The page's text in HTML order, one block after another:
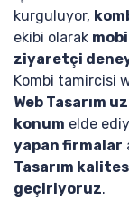
kurguluyor,
ekibi olarak
ziyaretçi
Kombi tamircisi
Web Tasarım
konum elde
yapan firmalar
Tasarım
geçiriyoruz.